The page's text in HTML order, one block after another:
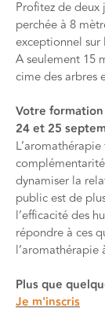
Profitez de
perchée à 8
exceptionnel sur
A seulement 15
cime des arbres
Votre
24 et 25
dynamiser la
public est de
l’efficacité des
répondre à ces
Plus que
Je m'inscris